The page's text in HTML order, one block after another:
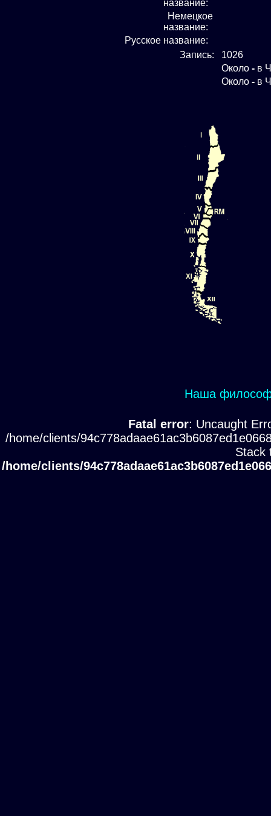
название:
Немецкое
название:
Русское название:
Запись:
1026
Около - в
Около - в
Наша
Fatal error: Uncaught
/home/clients/
Stack
/home/clients/